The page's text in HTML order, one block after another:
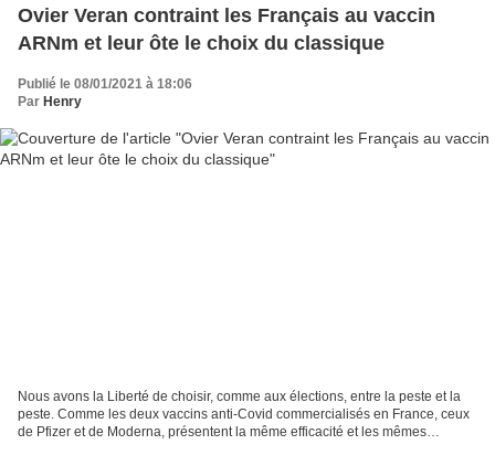
Ovier Veran contraint les Français au vaccin
ARNm et leur ôte le choix du classique
Publié le 08/01/2021 à 18:06
Par Henry
Nous avons la Liberté de choisir, comme aux élections, entre la peste et la
peste. Comme les deux vaccins anti-Covid commercialisés en France, ceux
de Pfizer et de Moderna, présentent la même efficacité et les mêmes